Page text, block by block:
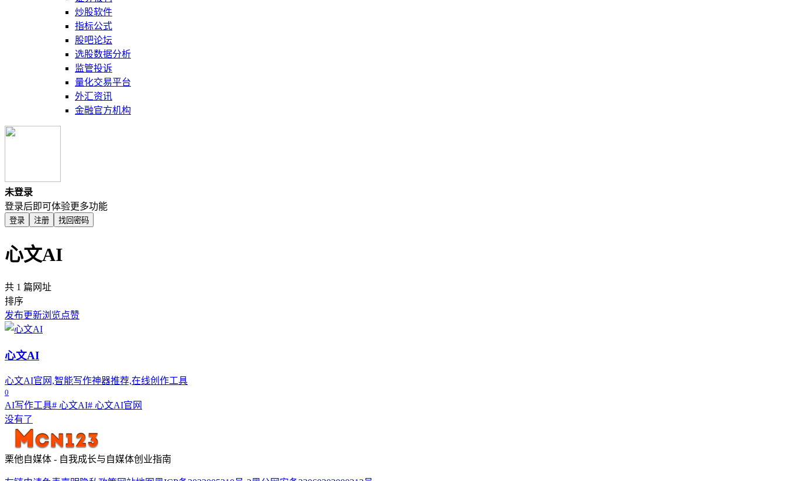
炒股软件
指标公式
股吧论坛
选股数据分析
监管投诉
量化交易平台
外汇资讯
金融官方机构
未登录
登录后即可体验更多功能
登录 注册 找回密码
心文AI
共 1 篇网址
排序
发布更新浏览点赞
心文AI
心文AI官网,智能写作神器推荐,在线创作工具
0
AI写作工具# 心文AI# 心文AI官网
没有了
栗他自媒体 - 自我成长与自媒体创业指南